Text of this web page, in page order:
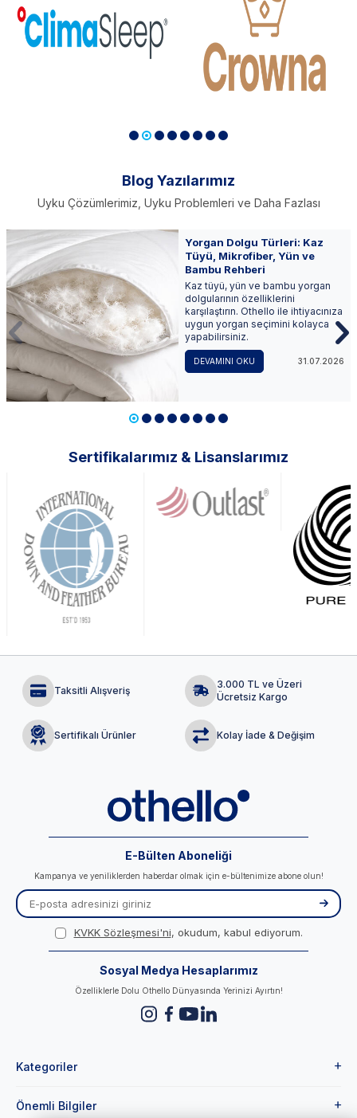
Blog Yazılarımız
Uyku Çözümlerimiz, Uyku Problemleri ve Daha Fazlası
Yorgan Dolgu Türleri: Kaz
Tüyü, Mikrofiber, Yün ve
Bambu Rehberi
Kaz tüyü, yün ve bambu yorgan
dolgularının özelliklerini
karşılaştırın. Othello ile ihtiyacınıza
uygun yorgan seçimini kolayca
yapabilirsiniz.
DEVAMINI OKU 31.07.2026
Sertifikalarımız & Lisanslarımız
Taksitli Alışveriş
3.000 TL ve Üzeri
Ücretsiz Kargo
Sertifikalı Ürünler Kolay İade & Değişim
Kategoriler
Önemli Bilgiler
E-Bülten Aboneliği
Kampanya ve yeniliklerden haberdar olmak için e-bültenimize abone olun!
KVKK Sözleşmesi'ni, okudum, kabul ediyorum.
Sosyal Medya Hesaplarımız
Özelliklerle Dolu Othello Dünyasında Yerinizi Ayırtın!